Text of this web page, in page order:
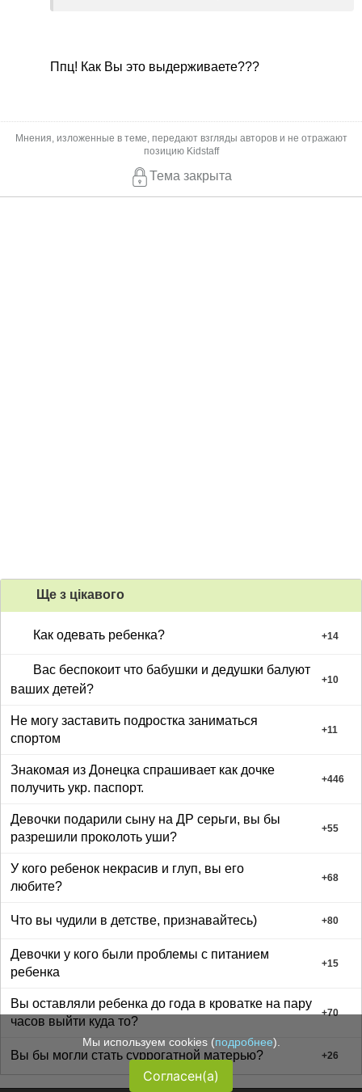
Ппц! Как Вы это выдерживаете???
Мнения, изложенные в теме, передают взгляды авторов и не отражают
позицию Kidstaff
Тема закрыта
Ще з цiкавого
Как одевать ребенка? +14
Вас беспокоит что бабушки и дедушки балуют
ваших детей?
+10
Не могу заставить подростка заниматься
спортом
+11
Знакомая из Донецка спрашивает как дочке
получить укр. паспорт.
+446
Девочки подарили сыну на ДР серьги, вы бы
разрешили проколоть уши?
+55
У кого ребенок некрасив и глуп, вы его
любите?
+68
Что вы чудили в детстве, признавайтесь) +80
Девочки у кого были проблемы с питанием
ребенка
+15
Вы оставляли ребенка до года в кроватке на пару
часов выйти куда то?
+70
Вы бы могли стать суррогатной матерью? +26
Мы используем cookies (подробнее).
Согласен(а)